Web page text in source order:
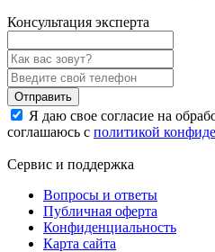
Консультация эксперта
Отправить
Я даю свое согласие на
соглашаюсь с политикой
Сервис и поддержка
Вопросы и ответы
Публичная оферта
Конфиденциальность
Карта сайта